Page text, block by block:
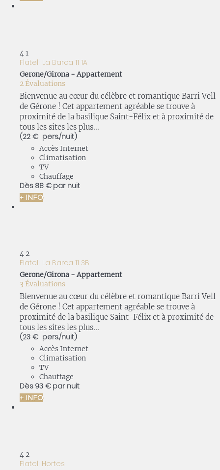
41
Flateli. La Barca 11 1A
Gerone/Girona -Appartement
2 Évaluations
Bienvenue au cœur du célèbre et romantique Barri Vell
de Gérone ! Cet appartement agréable se trouve à
proximité de la basilique Saint-Félix et à proximité de
tous les sites les plus...
(22 € pers./nuit)
Accès Internet
Climatisation
TV
Chauffage
Dès 88 € par nuit
+ INFO
4 2
Flateli. La Barca 11 3B
Gerone/Girona -Appartement
3 Évaluations
Bienvenue au cœur du célèbre et romantique Barri Vell
de Gérone ! Cet appartement agréable se trouve à
proximité de la basilique Saint-Félix et à proximité de
tous les sites les plus...
(23 € pers./nuit)
Accès Internet
Climatisation
TV
Chauffage
Dès 93 € par nuit
+ INFO
4 2
Flateli Hortes